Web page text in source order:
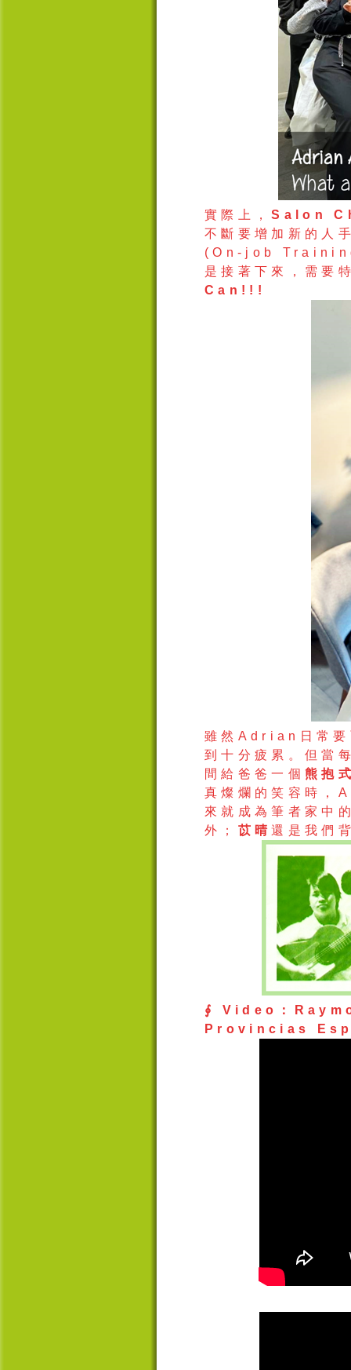
實際上 ，Salon
不斷要增加新的人
(On-job
是接著下來，需要
Can!!!
雖然 Adrian 日常
到十分疲累。但當
間給爸爸一個熊抱
真燦爛的笑容時，
來就成為筆者家中
外； 苡 晴還是我們
∮ Video ：
Provincias